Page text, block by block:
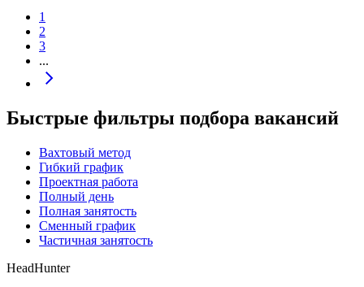
1
2
3
...
Быстрые фильтры подбора вакансий
Вахтовый метод
Гибкий график
Проектная работа
Полный день
Полная занятость
Сменный график
Частичная занятость
HeadHunter